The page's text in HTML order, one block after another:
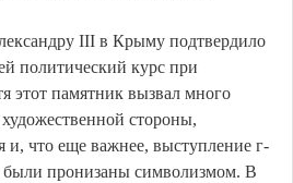
III в Крыму подтвердило
политический курс при
этот памятник вызвал много
стороны,
и, что еще важнее, выступление г-
были пронизаны символизмом. В